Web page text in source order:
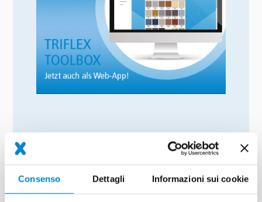
Consenso Dettagli Informazioni sui cookie
Die digitalen Werkzeuge unserer Triflex Toolbox
gibt es jetzt auch als Web-Anwendung! Greifen
Sie in jeder erforderlichen Situation, sowohl mit
dem PC als auch dem Smartphone, auf die
Module zu - und das direkt über den Browser und